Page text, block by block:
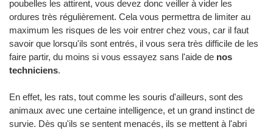
poubelles les attirent, vous devez donc veiller à vider les
ordures très régulièrement. Cela vous permettra de limiter au
maximum les risques de les voir entrer chez vous, car il faut
savoir que lorsqu'ils sont entrés, il vous sera très difficile de les
faire partir, du moins si vous essayez sans l'aide de nos
techniciens.
En effet, les rats, tout comme les souris d'ailleurs, sont des
animaux avec une certaine intelligence, et un grand instinct de
survie. Dès qu'ils se sentent menacés, ils se mettent à l'abri